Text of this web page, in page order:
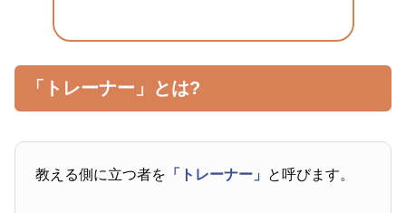
「トレーナー」とは?
教える側に立つ者を 「トレーナー」 と呼びます。